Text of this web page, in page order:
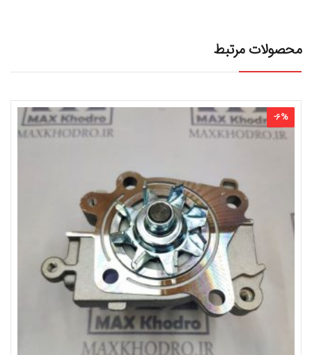
محصولات مرتبط
-6%